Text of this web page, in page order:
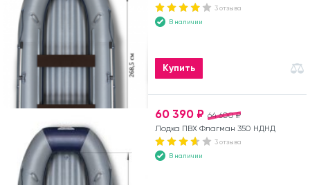
3 отзыва
В наличии
Купить
64 600 ₽
60 390 ₽
Лодка ПВХ Флагман 350 НДНД
3 отзыва
В наличии